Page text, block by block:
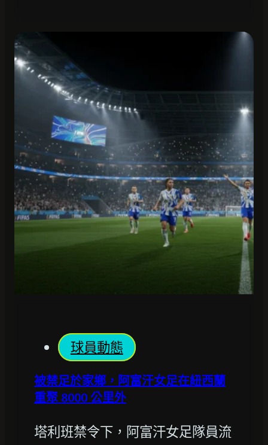
球員動態
被禁足於家鄉，阿富汗女足在紐西蘭
重聚 8000 公里外
塔利班禁令下，阿富汗女足隊員流